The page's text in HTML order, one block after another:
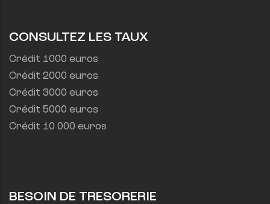
CONSULTEZ LES TAUX
Crédit 1000 euros
Crédit 2000 euros
Crédit 3000 euros
Crédit 5000 euros
Crédit 10 000 euros
BESOIN DE TRESORERIE